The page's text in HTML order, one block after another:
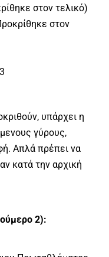
στον τελικό)
στον
υπάρχει η
γύρους,
Απλά πρέπει να
κατά την αρχική
2):